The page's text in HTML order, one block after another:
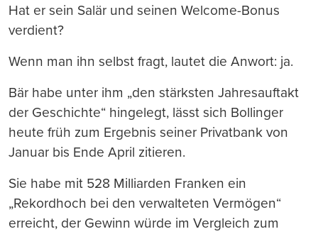
Hat er sein Salär und seinen Welcome-Bonus
verdient?
Wenn man ihn selbst fragt, lautet die Anwort: ja.
Bär habe unter ihm „den stärksten Jahresauftakt
der Geschichte“ hingelegt, lässt sich Bollinger
heute früh zum Ergebnis seiner Privatbank von
Januar bis Ende April zitieren.
Sie habe mit 528 Milliarden Franken ein
„Rekordhoch bei den verwalteten Vermögen“
erreicht, der Gewinn würde im Vergleich zum